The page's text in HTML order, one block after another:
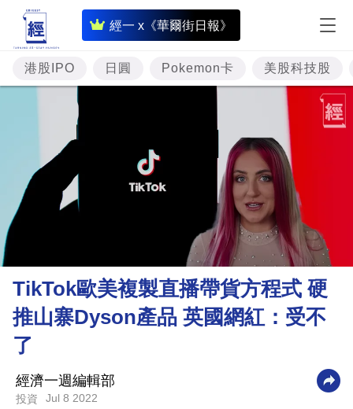
經一 x《華爾街日報》
即
時
財
經
理
財
商
科
港股IPO 日圓 Pokemon卡 美股科技股
TikTok歐美複製直播帶貨方程式 硬
推山寨Dyson產品 英國網紅：受不
了
經濟一週編輯部
投資 Jul 8 2022